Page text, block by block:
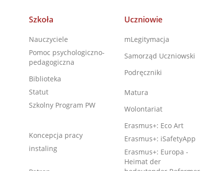
Szkoła
Nauczyciele
Pomoc psychologiczno-
pedagogiczna
Biblioteka
Statut
Szkolny Program PW
Koncepcja pracy
instaling
Uczniowie
mLegitymacja
Samorząd Uczniowski
Podręczniki
Matura
Wolontariat
Erasmus+: Eco Art
Erasmus+: iSafetyApp
Erasmus+: Europa -
Heimat der